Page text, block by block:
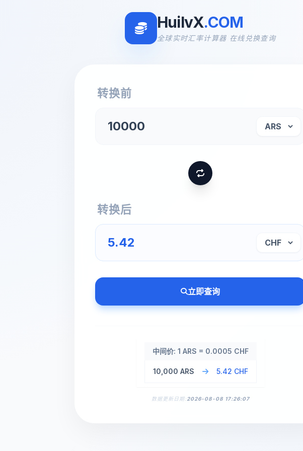
HuilvX.COM
全球实时汇率计算器 在线兑换查询
转换前
转换后
立即查询
中间价: 1 ARS = 0.0005 CHF
10,000 ARS 5.42 CHF
数据更新日期:2026-08-08 17:26:07